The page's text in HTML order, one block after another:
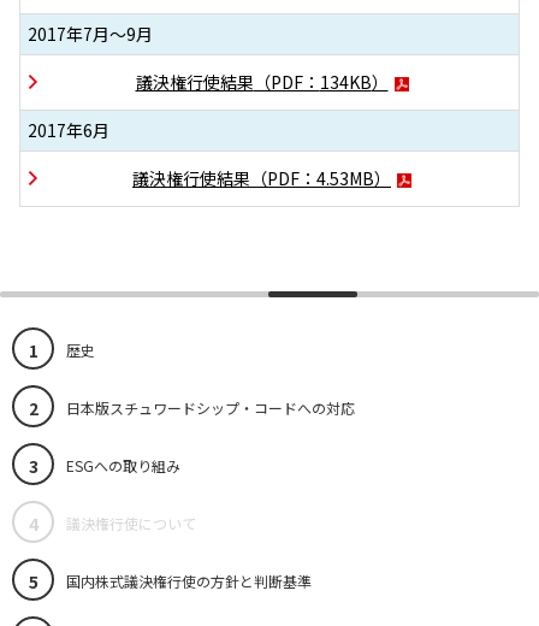
2017年7月～9月
議決権行使結果 （PDF： 134KB）
2017年6月
議決権行使結果 （PDF： 4.53MB）
1 歴史
2 日本版スチュワードシップ・コードへの対応
3 ESGへの取り組み
4 議決権行使について
5 国内株式議決権行使の方針と判断基準